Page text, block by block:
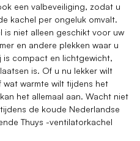
een valbeveiliging, zodat u
kachel per ongeluk omvalt.
is niet alleen geschikt voor uw
en andere plekken waar u
is compact en lichtgewicht,
is. Of u nu lekker wilt
warmte wilt tijdens het
het allemaal aan. Wacht niet
de koude Nederlandse
Thuys -ventilatorkachel